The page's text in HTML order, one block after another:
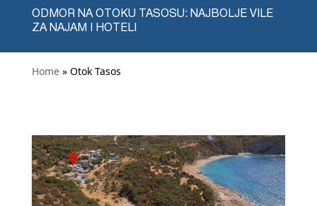
ODMOR NA OTOKU TASOSU: NAJBOLJE VILE
ZA NAJAM I HOTELI
Home » Otok Tasos